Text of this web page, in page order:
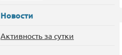
Новости
Активность за сутки